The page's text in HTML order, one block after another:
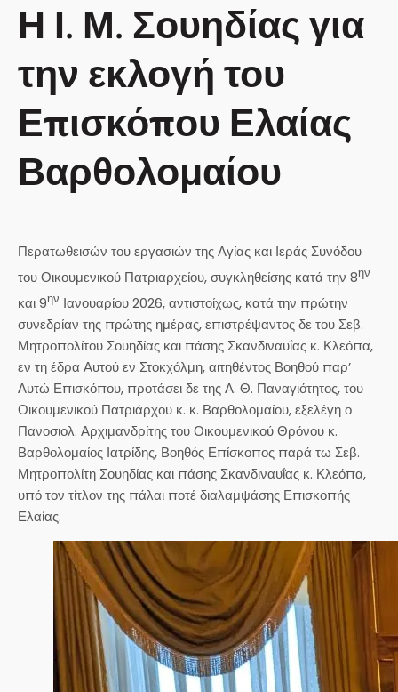
Η Ι. Μ. Σουηδίας για
την εκλογή του
Επισκόπου Ελαίας
Βαρθολομαίου
Περατωθεισών του εργασιών της Αγίας και Ιεράς Συνόδου
του Οικουμενικού Πατριαρχείου, συγκληθείσης κατά την 8ην
και 9ην Ιανουαρίου 2026, αντιστοίχως, κατά την πρώτην
συνεδρίαν της πρώτης ημέρας, επιστρέψαντος δε του Σεβ.
Μητροπολίτου Σουηδίας και πάσης Σκανδιναυΐας κ. Κλεόπα,
εν τη έδρα Αυτού εν Στοκχόλμη, αιτηθέντος Βοηθού παρ’
Αυτώ Επισκόπου, προτάσει δε της Α. Θ. Παναγιότητος, του
Οικουμενικού Πατριάρχου κ. κ. Βαρθολομαίου, εξελέγη ο
Πανοσιολ. Αρχιμανδρίτης του Οικουμενικού Θρόνου κ.
Βαρθολομαίος Ιατρίδης, Βοηθός Επίσκοπος παρά τω Σεβ.
Μητροπολίτη Σουηδίας και πάσης Σκανδιναυΐας κ. Κλεόπα,
υπό τον τίτλον της πάλαι ποτέ διαλαμψάσης Επισκοπής
Ελαίας.